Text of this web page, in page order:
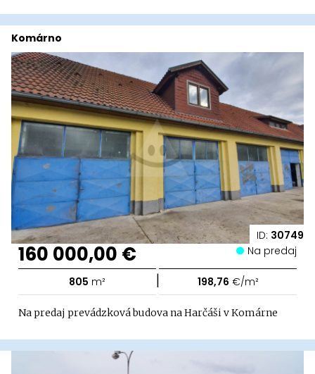
ID: 30749
Komárno
160 000,00 € Na predaj
805 m² | 198,76 €/m²
Na predaj prevádzková budova na Harčáši v Komárne